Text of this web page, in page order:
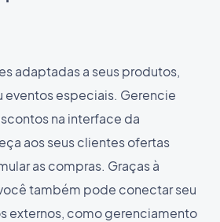
adaptadas a seus produtos,
eventos especiais. Gerencie
na interface da
aos seus clientes ofertas
as compras. Graças à
também pode conectar seu
externos, como gerenciamento